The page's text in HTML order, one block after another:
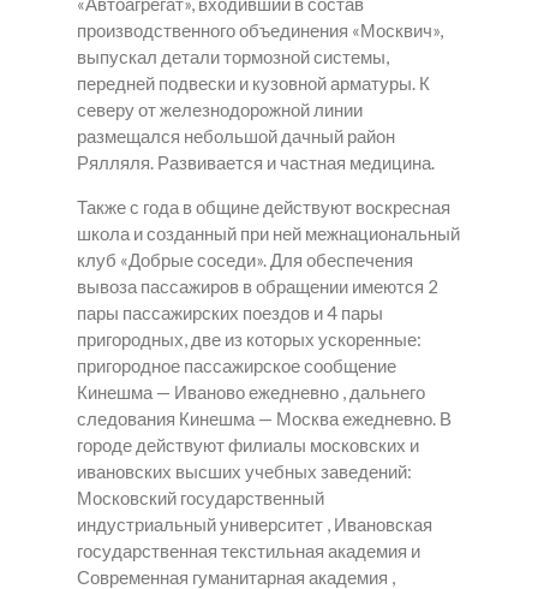
производственного объединения «Москвич»,
выпускал детали тормозной системы,
передней подвески и кузовной арматуры. К
северу от железнодорожной линии
размещался небольшой дачный район
Рялляля. Развивается и частная медицина.
Также с года в общине действуют воскресная
школа и созданный при ней межнациональный
клуб «Добрые соседи». Для обеспечения
вывоза пассажиров в обращении имеются 2
пары пассажирских поездов и 4 пары
пригородных, две из которых ускоренные:
пригородное пассажирское сообщение
Кинешма — Иваново ежедневно , дальнего
следования Кинешма — Москва ежедневно. В
городе действуют филиалы московских и
ивановских высших учебных заведений:
Московский государственный
индустриальный университет , Ивановская
государственная текстильная академия и
Современная гуманитарная академия ,